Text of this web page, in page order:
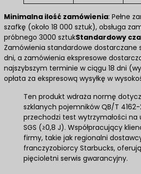
Minimalna ilość zamówienia: Pełne
szafkę (około 18 000 sztuk), obsługa
próbnego 3000 sztuk​Standardowy
Zamówienia standardowe dostarczane
dni, a zamówienia ekspresowe
najszybszym terminie w ciągu 18 dni
opłata za ekspresową wysyłkę w
Ten produkt wdraża normę
szklanych pojemników QB/T 4162-
przechodzi test wytrzymałości na
SGS (≥0,8 J). Współpracujący
firmy, takie jak regionalni
franczyzobiorcy Starbucks,
pięcioletni serwis gwarancyjny.